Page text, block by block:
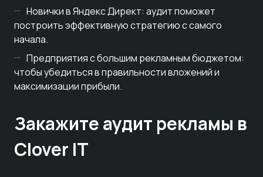
Новички в Яндекс Директ: аудит поможет
построить эффективную стратегию с самого
начала.
Предприятия с большим рекламным бюджетом:
чтобы убедиться в правильности вложений и
максимизации прибыли.
Закажите аудит рекламы в
Clover IT